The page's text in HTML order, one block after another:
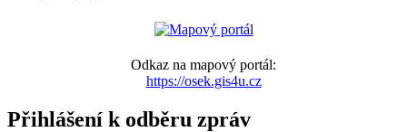
Odkaz na mapový portál:
https://osek.gis4u.cz
Přihlášení k odběru zpráv